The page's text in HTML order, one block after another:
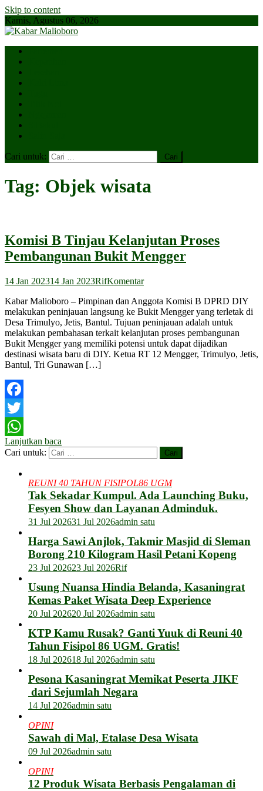
Skip to content
Kamis, Agustus 06, 2026
Cari untuk:
Tag: Objek wisata
Komisi B Tinjau Kelanjutan Proses
Pembangunan Bukit Mengger
14 Jan 202314 Jan 2023RifKomentar
Kabar Malioboro – Pimpinan dan Anggota Komisi B DPRD DIY
melakukan peninjauan langsung ke Bukit Mengger yang terletak di
Desa Trimulyo, Jetis, Bantul. Tujuan peninjauan adalah untuk
melakukan pembahasan terkait kelanjutan proses pembangunan
Bukit Mengger yang memiliki potensi untuk dapat dijadikan
destinasi wisata baru di DIY. Ketua RT 12 Mengger, Trimulyo, Jetis,
Bantul, Tri Gunawan […]
Facebook
Twitter
WhatsApp
Lanjutkan baca
Cari untuk:
REUNI 40 TAHUN FISIPOL86 UGM
Tak Sekadar Kumpul. Ada Launching Buku,
Fesyen Show dan Layanan Adminduk.
31 Jul 202631 Jul 2026admin satu
Harga Sawi Anjlok, Takmir Masjid di Sleman
Borong 210 Kilogram Hasil Petani Kopeng
23 Jul 202623 Jul 2026Rif
Usung Nuansa Hindia Belanda, Kasaningrat
Kemas Paket Wisata Deep Experience
20 Jul 202620 Jul 2026admin satu
KTP Kamu Rusak? Ganti Yuuk di Reuni 40
Tahun Fisipol 86 UGM. Gratis!
18 Jul 202618 Jul 2026admin satu
Pesona Kasaningrat Memikat Peserta JIKF
dari Sejumlah Negara
14 Jul 2026admin satu
OPINI
Sawah di Mal, Etalase Desa Wisata
09 Jul 2026admin satu
OPINI
12 Produk Wisata Berbasis Pengalaman di